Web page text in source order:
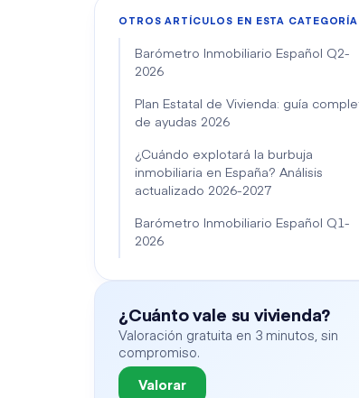
OTROS ARTÍCULOS EN ESTA CATEGORÍA
Barómetro Inmobiliario Español Q2-
2026
Plan Estatal de Vivienda: guía
de ayudas 2026
¿Cuándo explotará la burbuja
inmobiliaria en España? Análisis
actualizado 2026-2027
Barómetro Inmobiliario Español Q1-
2026
¿Cuánto vale su vivienda?
Valoración gratuita en 3 minutos, sin
compromiso.
Valorar